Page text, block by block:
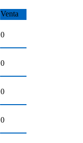
Venta
0
0
0
0